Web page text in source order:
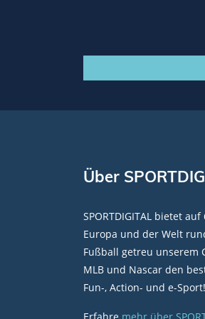
Über
SPORTDIGITAL bietet
Europa und der Welt
Fußball getreu unserem
MLB und Nascar den
Fun-, Action- und e-Sport!